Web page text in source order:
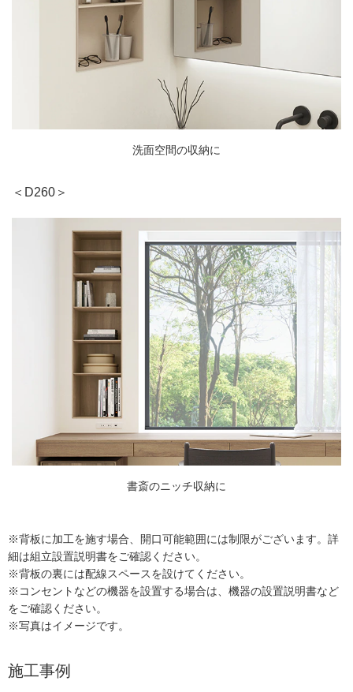
洗面空間の収納に
＜D260＞
書斎のニッチ収納に
※背板に加工を施す場合、開口可能範囲には制限がございます。詳
細は組立設置説明書をご確認ください。
※背板の裏には配線スペースを設けてください。
※コンセントなどの機器を設置する場合は、機器の設置説明書など
をご確認ください。
※写真はイメージです。
施工事例